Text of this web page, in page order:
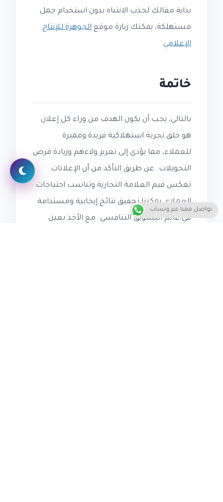
بداية مقالك لجذب الانتباه بدون استخدام جمل
مستهلكة، يمكنك زيارة موقع الجوهرة للإنتاج
الإعلامي.
خاتمة
بالتالي، يجب أن يكون الهدف من وراء كل إعلان
هو خلق تجربة استهلاكية فريدة ومميزة
للعملاء، مما يؤدي إلى تعزيز ولاءهم وزيادة فرص
التحويلات. عن طريق التأكد من أن الإعلانات
تعكس قيم العلامة التجارية وتناسب احتياجات
العملاء، يمكننا تحقيق نتائج إيجابية ومستدامة
في عالم التسويق التنافسي. مع الأخذ بعين
تواصل معنا عبر وتساب